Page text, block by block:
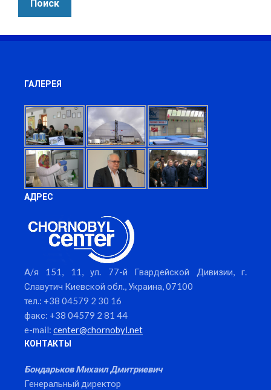
ГАЛЕРЕЯ
АДРЕС
А/я 151, 11, ул. 77-й Гвардейской Дивизии, г.
Славутич Киевской обл., Украина, 07100
тел.: +38 04579 2 30 16
факс: +38 04579 2 81 44
e-mail: center@chornobyl.net
КОНТАКТЫ
Бондарьков Михаил Дмитриевич
Генеральный директор